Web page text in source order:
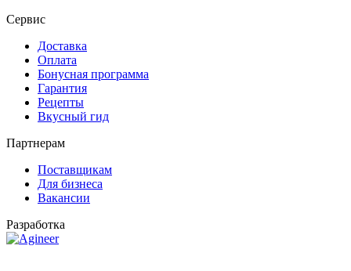
Сервис
Доставка
Оплата
Бонусная программа
Гарантия
Рецепты
Вкусный гид
Партнерам
Поставщикам
Для бизнеса
Вакансии
Разработка